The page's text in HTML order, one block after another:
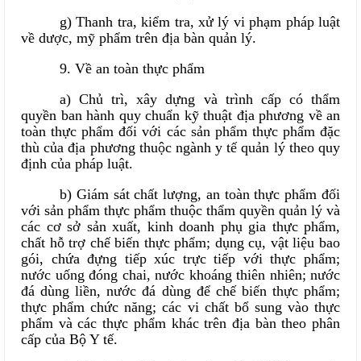
g) Thanh tra, kiểm tra, xử lý vi phạm pháp luật
về dược, mỹ phẩm trên địa bàn quản lý.
9. Về an toàn thực phẩm
a) Chủ trì, xây dựng và trình cấp có thẩm
quyền ban hành quy chuẩn kỹ thuật địa phương về an
toàn thực phẩm đối với các sản phẩm thực phẩm đặc
thù của địa phương thuộc ngành y tế quản lý theo quy
định của pháp luật.
b) Giám sát chất lượng, an toàn thực phẩm đối
với sản phẩm thực phẩm thuộc thẩm quyền quản lý và
các cơ sở sản xuất, kinh doanh phụ gia thực phẩm,
chất hỗ trợ chế biến thực phẩm; dụng cụ, vật liệu bao
gói, chứa đựng tiếp xúc trực tiếp với thực phẩm;
nước uống đóng chai, nước khoáng thiên nhiên; nước
đá dùng liền, nước đá dùng để chế biến thực phẩm;
thực phẩm chức năng; các vi chất bổ sung vào thực
phẩm và các thực phẩm khác trên địa bàn theo phân
cấp của Bộ Y tế.